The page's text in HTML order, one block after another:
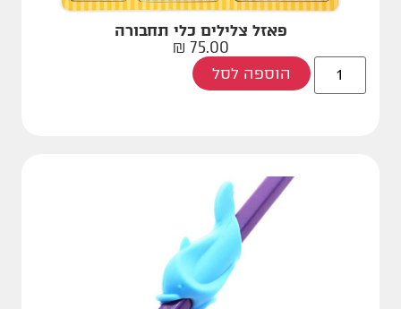
פאזל צלילים כלי תחבורה
75.00
₪
הוספה לסל